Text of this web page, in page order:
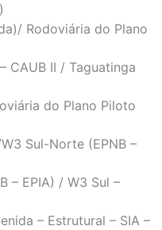
Rodoviária do Plano
CAUB II / Taguatinga
do Plano Piloto
Sul-Norte (EPNB –
– EPIA) / W3 Sul –
– Estrutural – SIA –